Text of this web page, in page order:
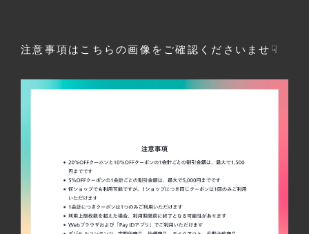
注意事項はこちらの画像をご確認くださいませ☟